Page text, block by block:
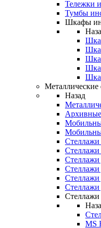
Тележки
Тумбы
Шкафы
Металлические
Назад
Стеллажи
Стеллажи
Стеллажи
Стеллажи
Стеллажи
Стеллажи
MS